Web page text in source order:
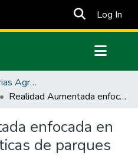
Log In
Facultad de Industrias Agropecuarias y Ciencias Ambientales
Realidad Aumentada enfocada en excursiones turísticas de parques
enfocada en
de parques